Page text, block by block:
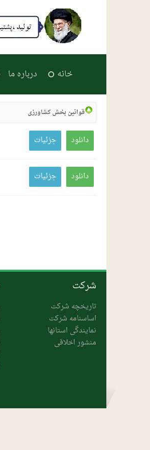
خانه درباره ما
قوانین بخش کشاورزی
دانلود جزئیات
دانلود جزئیات
شرکت
تاریخچه شرکت
اساسنامه شرکت
نمایندگی استانها
منشور اخلاقی